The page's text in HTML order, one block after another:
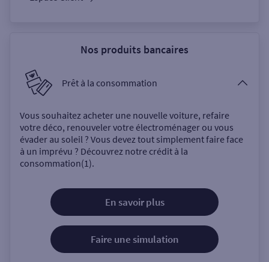
Nos produits bancaires
Prêt à la consommation
Vous souhaitez acheter une nouvelle voiture, refaire
votre déco, renouveler votre électroménager ou vous
évader au soleil ? Vous devez tout simplement faire face
à un imprévu ? Découvrez notre crédit à la
consommation(1).
En savoir plus
Faire une simulation